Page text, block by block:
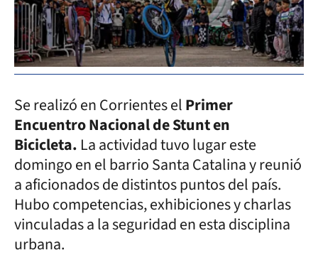
Se realizó en Corrientes elPrimer
Encuentro Nacional de Stunt en
Bicicleta. La actividad tuvo lugar este
domingo en el barrio Santa Catalina y reunió
a aficionados de distintos puntos del país.
Hubo competencias, exhibiciones y charlas
vinculadas a la seguridad en esta disciplina
urbana.